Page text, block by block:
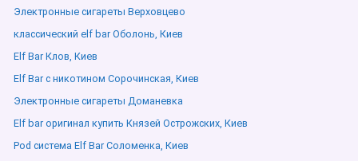
Электронные сигареты Верховцево
классический elf bar Оболонь, Киев
Elf Bar Клов, Киев
Elf Bar с никотином Сорочинская, Киев
Электронные сигареты Доманевка
Elf bar оригинал купить Князей Острожских, Киев
Pod система Elf Bar Соломенка, Киев